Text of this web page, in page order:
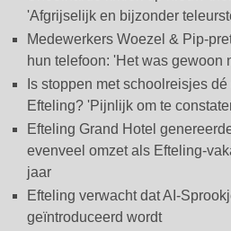
'Afgrijselijk en bijzonder
Medewerkers Woezel & Pip-
hun telefoon: 'Het was gewoon
Is stoppen met schoolreisjes
Efteling? 'Pijnlijk om te
Efteling Grand Hotel
evenveel omzet als Efteling-
jaar
Efteling verwacht dat AI-
geïntroduceerd wordt